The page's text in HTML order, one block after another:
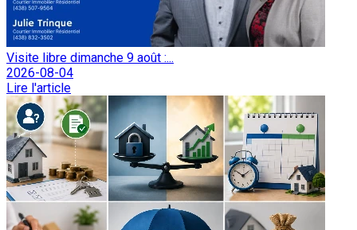
Visite libre dimanche 9 août :...
2026-08-04
Lire l'article